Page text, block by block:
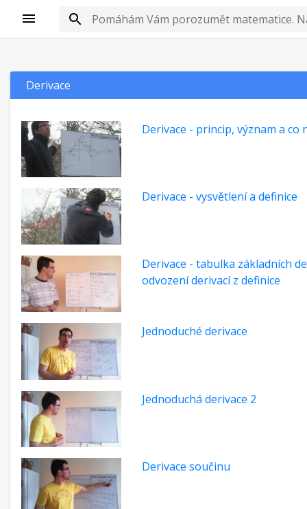
Derivace
Derivace - princip, význam a co
Derivace - vysvětlení a definice
Derivace - tabulka základních
odvození derivací z definice
Jednoduché derivace
Jednoduchá derivace 2
Derivace součinu